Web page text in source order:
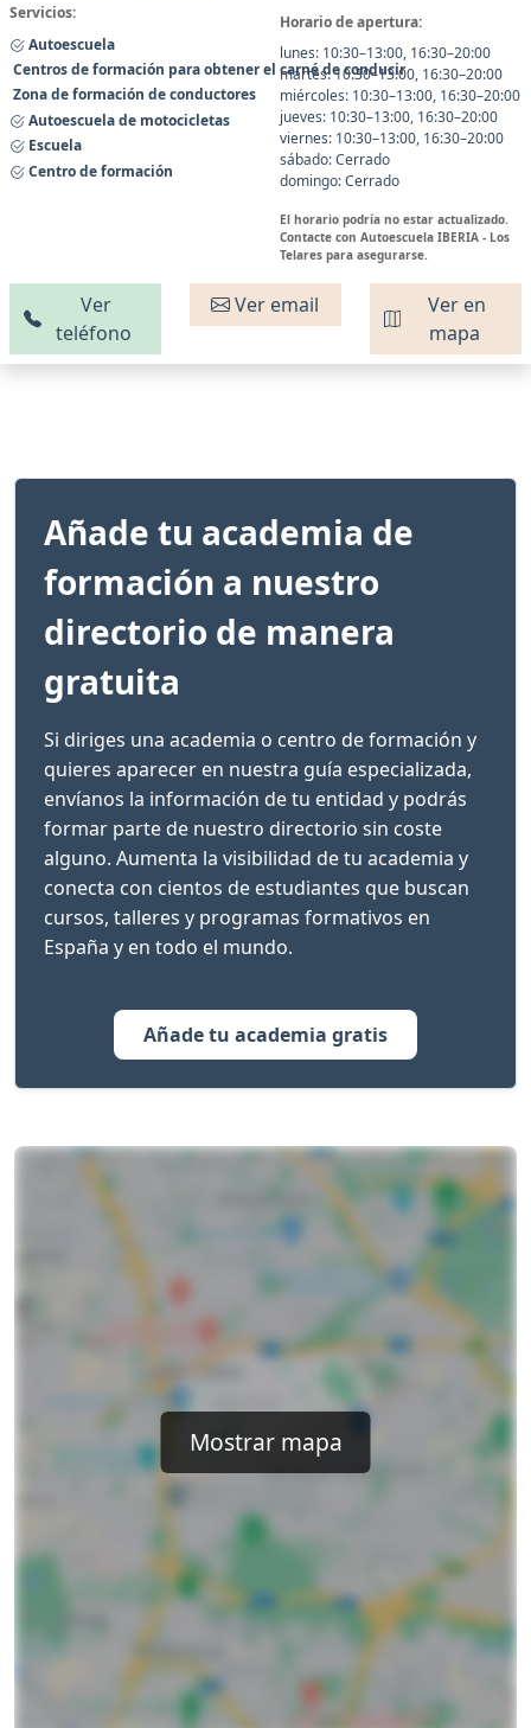
Servicios:
Autoescuela
Centros de formación para obtener el carné de conducir
Zona de formación de conductores
Autoescuela de motocicletas
Escuela
Centro de formación
Horario de apertura:
lunes: 10:30–13:00, 16:30–20:00
martes: 10:30–13:00, 16:30–20:00
miércoles: 10:30–13:00, 16:30–20:00
jueves: 10:30–13:00, 16:30–20:00
viernes: 10:30–13:00, 16:30–20:00
sábado: Cerrado
domingo: Cerrado
El horario podría no estar actualizado.
Contacte con Autoescuela IBERIA - Los
Telares para asegurarse.
Ver
teléfono
Ver email
Ver en
mapa
Añade tu academia de
formación a nuestro
directorio de manera
gratuita
Si diriges una academia o centro de formación y
quieres aparecer en nuestra guía especializada,
envíanos la información de tu entidad y podrás
formar parte de nuestro directorio sin coste
alguno. Aumenta la visibilidad de tu academia y
conecta con cientos de estudiantes que buscan
cursos, talleres y programas formativos en
España y en todo el mundo.
Añade tu academia gratis
Mostrar mapa